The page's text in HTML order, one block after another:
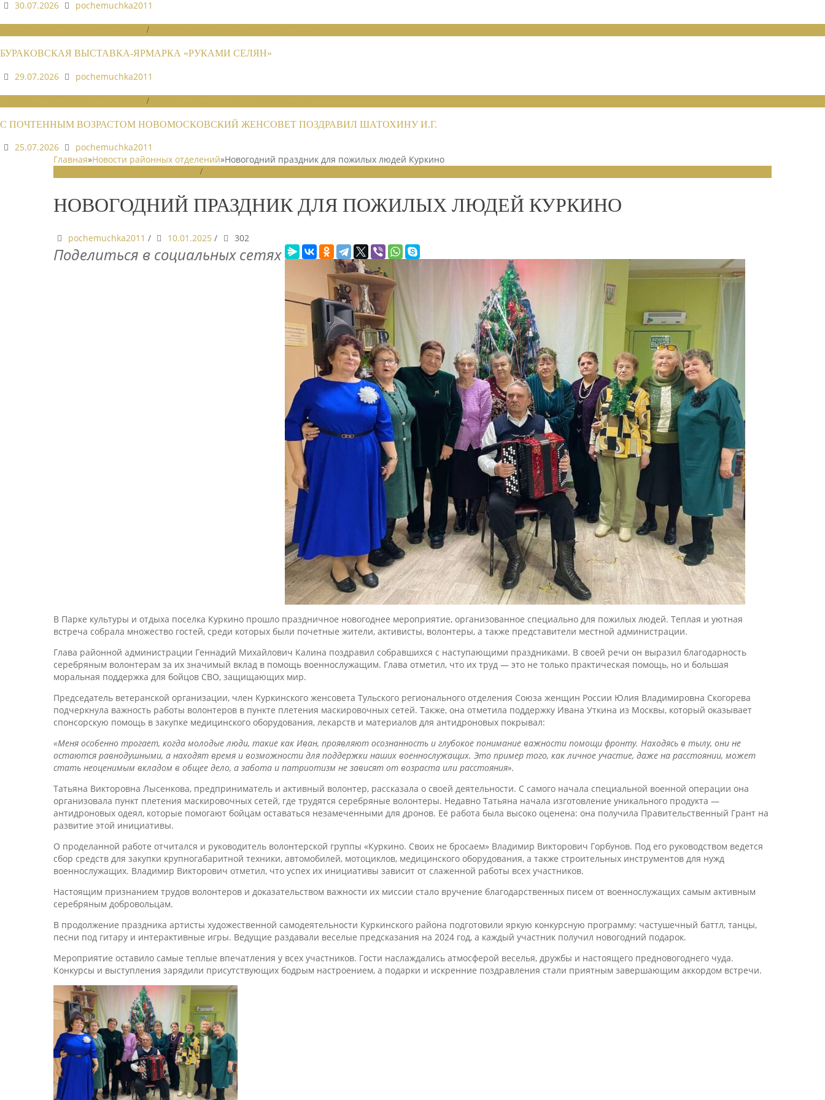
30.07.2026
pochemuchka2011
/
БУРАКОВСКАЯ ВЫСТАВКА-ЯРМАРКА «РУКАМИ СЕЛЯН»
29.07.2026
pochemuchka2011
/
С ПОЧТЕННЫМ ВОЗРАСТОМ НОВОМОСКОВСКИЙ ЖЕНСОВЕТ ПОЗДРАВИЛ ШАТОХИНУ И.Г.
25.07.2026
pochemuchka2011
Главная»Новости районных отделений»Новогодний праздник для пожилых людей Куркино
/
НОВОГОДНИЙ ПРАЗДНИК ДЛЯ ПОЖИЛЫХ ЛЮДЕЙ КУРКИНО
pochemuchka2011 / 10.01.2025 / 302
Поделиться в социальных сетях
В Парке культуры и отдыха поселка Куркино прошло праздничное новогоднее мероприятие, организованное специально для пожилых людей. Теплая и уютная
встреча собрала множество гостей, среди которых были почетные жители, активисты, волонтеры, а также представители местной администрации.
Глава районной администрации Геннадий Михайлович Калина поздравил собравшихся с наступающими праздниками. В своей речи он выразил благодарность
серебряным волонтерам за их значимый вклад в помощь военнослужащим. Глава отметил, что их труд — это не только практическая помощь, но и большая
моральная поддержка для бойцов СВО, защищающих мир.
Председатель ветеранской организации, член Куркинского женсовета Тульского регионального отделения Союза женщин России Юлия Владимировна Скогорева
подчеркнула важность работы волонтеров в пункте плетения маскировочных сетей. Также, она отметила поддержку Ивана Уткина из Москвы, который оказывает
спонсорскую помощь в закупке медицинского оборудования, лекарств и материалов для антидроновых покрывал:
«Меня особенно трогает, когда молодые люди, такие как Иван, проявляют осознанность и глубокое понимание важности помощи фронту. Находясь в тылу, они не
остаются равнодушными, а находят время и возможности для поддержки наших военнослужащих. Это пример того, как личное участие, даже на расстоянии, может
стать неоценимым вкладом в общее дело, а забота и патриотизм не зависят от возраста или расстояния».
Татьяна Викторовна Лысенкова, предприниматель и активный волонтер, рассказала о своей деятельности. С самого начала специальной военной операции она
организовала пункт плетения маскировочных сетей, где трудятся серебряные волонтеры. Недавно Татьяна начала изготовление уникального продукта —
антидроновых одеял, которые помогают бойцам оставаться незамеченными для дронов. Её работа была высоко оценена: она получила Правительственный Грант на
развитие этой инициативы.
О проделанной работе отчитался и руководитель волонтерской группы «Куркино. Своих не бросаем» Владимир Викторович Горбунов. Под его руководством ведется
сбор средств для закупки крупногабаритной техники, автомобилей, мотоциклов, медицинского оборудования, а также строительных инструментов для нужд
военнослужащих. Владимир Викторович отметил, что успех их инициативы зависит от слаженной работы всех участников.
Настоящим признанием трудов волонтеров и доказательством важности их миссии стало вручение благодарственных писем от военнослужащих самым активным
серебряным добровольцам.
В продолжение праздника артисты художественной самодеятельности Куркинского района подготовили яркую конкурсную программу: частушечный баттл, танцы,
песни под гитару и интерактивные игры. Ведущие раздавали веселые предсказания на 2024 год, а каждый участник получил новогодний подарок.
Мероприятие оставило самые теплые впечатления у всех участников. Гости наслаждались атмосферой веселья, дружбы и настоящего предновогоднего чуда.
Конкурсы и выступления зарядили присутствующих бодрым настроением, а подарки и искренние поздравления стали приятным завершающим аккордом встречи.